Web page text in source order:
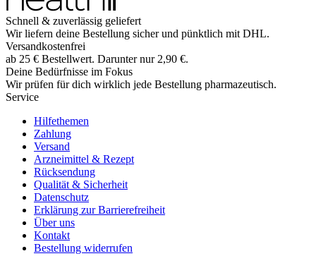
Schnell & zuverlässig geliefert
Wir liefern deine Bestellung sicher und pünktlich mit DHL.
Versandkostenfrei
ab 25 € Bestellwert. Darunter nur 2,90 €.
Deine Bedürfnisse im Fokus
Wir prüfen für dich wirklich jede Bestellung pharmazeutisch.
Service
Hilfethemen
Zahlung
Versand
Arzneimittel & Rezept
Rücksendung
Qualität & Sicherheit
Datenschutz
Erklärung zur Barrierefreiheit
Über uns
Kontakt
Bestellung widerrufen